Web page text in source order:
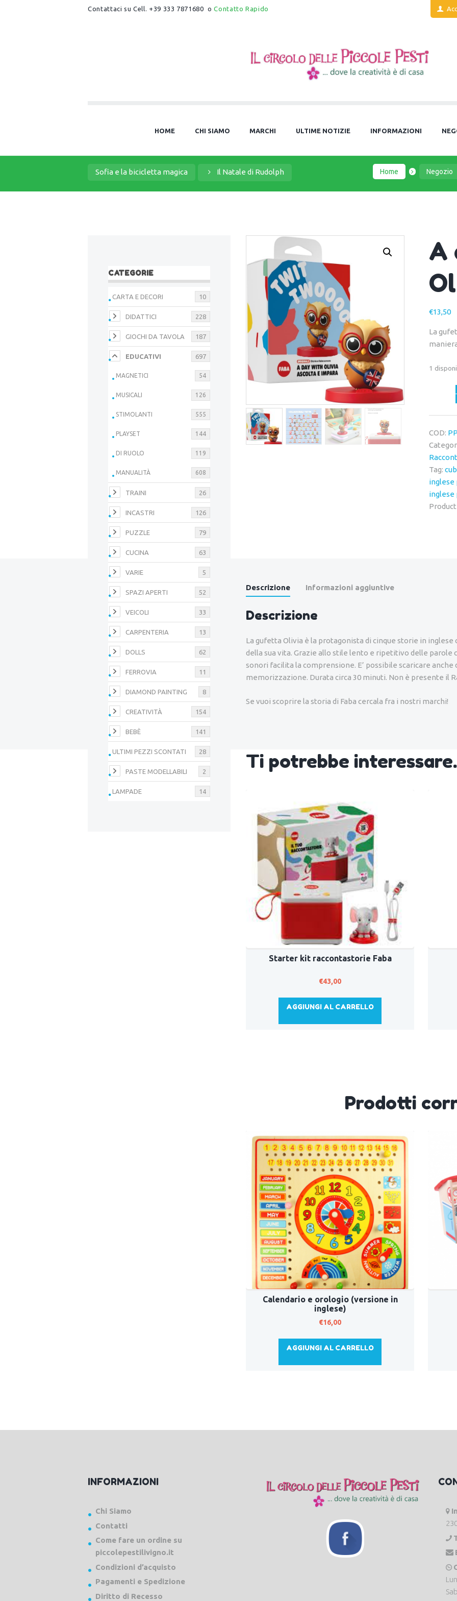
Contattaci su Cell. +39 333 7871680 oContatto Rapido
HOME CHI SIAMO MARCHI ULTIME NOTIZIE INFORMAZIONI
Sofia e la bicicletta magica Il Natale di Rudolph Home Negozio
A
€13,50
La
1
with
COD:
Tag:
inglese
inglese
Descrizione Informazioni aggiuntive
Descrizione
La gufetta Olivia è la protagonista di cinque storie in
della sua vita. Grazie allo stile lento e ripetitivo delle
sonori facilita la comprensione. E’ possibile scaricare
memorizzazione. Durata circa 30 minuti. Non è presente il
Se vuoi scoprire la storia di Faba cercala fra i nostri marchi!
Ti potrebbe
Starter kit raccontastorie Faba
€43,00
AGGIUNGI AL CARRELLO
Prodotti
Calendario e orologio (versione in
inglese)
€16,00
AGGIUNGI AL CARRELLO
CATEGORIE
CARTA E DECORI 10
DIDATTICI 228
GIOCHI DA TAVOLA 187
EDUCATIVI 697
MAGNETICI 54
MUSICALI 126
STIMOLANTI 555
PLAYSET 144
DI RUOLO 119
MANUALITÀ 608
TRAINI 26
INCASTRI 126
PUZZLE 79
CUCINA 63
VARIE 5
SPAZI APERTI 52
VEICOLI 33
CARPENTERIA 13
DOLLS 62
FERROVIA 11
DIAMOND PAINTING 8
CREATIVITÀ 154
BEBÈ 141
ULTIMI PEZZI SCONTATI 28
PASTE MODELLABILI 2
LAMPADE 14
INFORMAZIONI
Chi Siamo
Contatti
Come fare un ordine su
piccolepestilivigno.it
Condizioni d’acquisto
Pagamenti e Spedizione
Diritto di Recesso